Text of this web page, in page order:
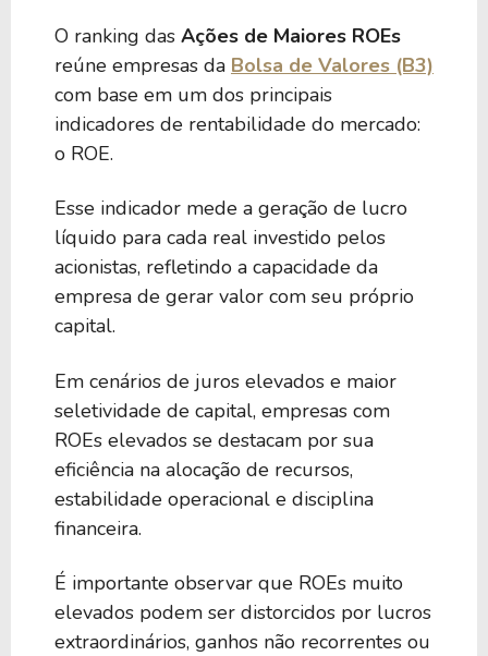
O ranking das Ações de Maiores ROEs
reúne empresas da Bolsa de Valores (B3)
com base em um dos principais
indicadores de rentabilidade do mercado:
o ROE.
Esse indicador mede a geração de lucro
líquido para cada real investido pelos
acionistas, refletindo a capacidade da
empresa de gerar valor com seu próprio
capital.
Em cenários de juros elevados e maior
seletividade de capital, empresas com
ROEs elevados se destacam por sua
eficiência na alocação de recursos,
estabilidade operacional e disciplina
financeira.
É importante observar que ROEs muito
elevados podem ser distorcidos por lucros
extraordinários, ganhos não recorrentes ou